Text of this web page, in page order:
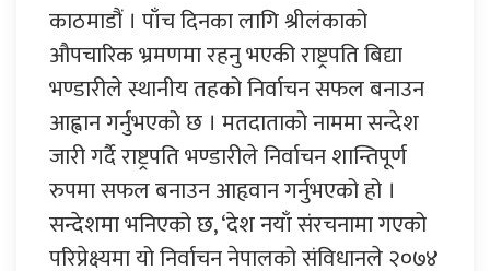
काठमाडौं । पाँच दिनका लागि श्रीलंकाको
औपचारिक भ्रमणमा रहनु भएकी राष्ट्रपति बिद्या
भण्डारीले स्थानीय तहको निर्वाचन सफल बनाउन
आह्वान गर्नुभएको छ । मतदाताको नाममा सन्देश
जारी गर्दै राष्ट्रपति भण्डारीले निर्वाचन शान्तिपूर्ण
रुपमा सफल बनाउन आहृवान गर्नुभएको हो ।
सन्देशमा भनिएको छ, ‘देश नयाँ संरचनामा गएको
परिप्रेक्ष्यमा यो निर्वाचन नेपालको संविधानले २०७४